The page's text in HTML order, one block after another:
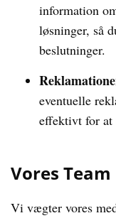
information
løsninger, så
beslutninger.
eventuelle
effektivt for at
Vores Team
Vi vægter vores